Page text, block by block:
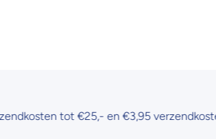
tot €25,- en €3,95 verzendkosten tot